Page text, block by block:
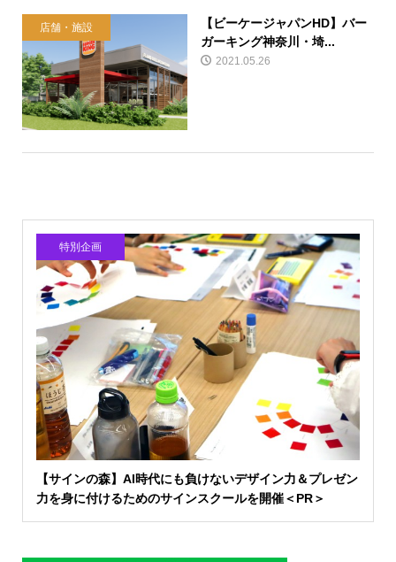
店舗・施設
【ビーケージャパンHD】バー
ガーキング神奈川・埼...
2021.05.26
特別企画
【サインの森】AI時代にも負けないデザイン力＆プレゼン
力を身に付けるためのサインスクールを開催＜PR＞